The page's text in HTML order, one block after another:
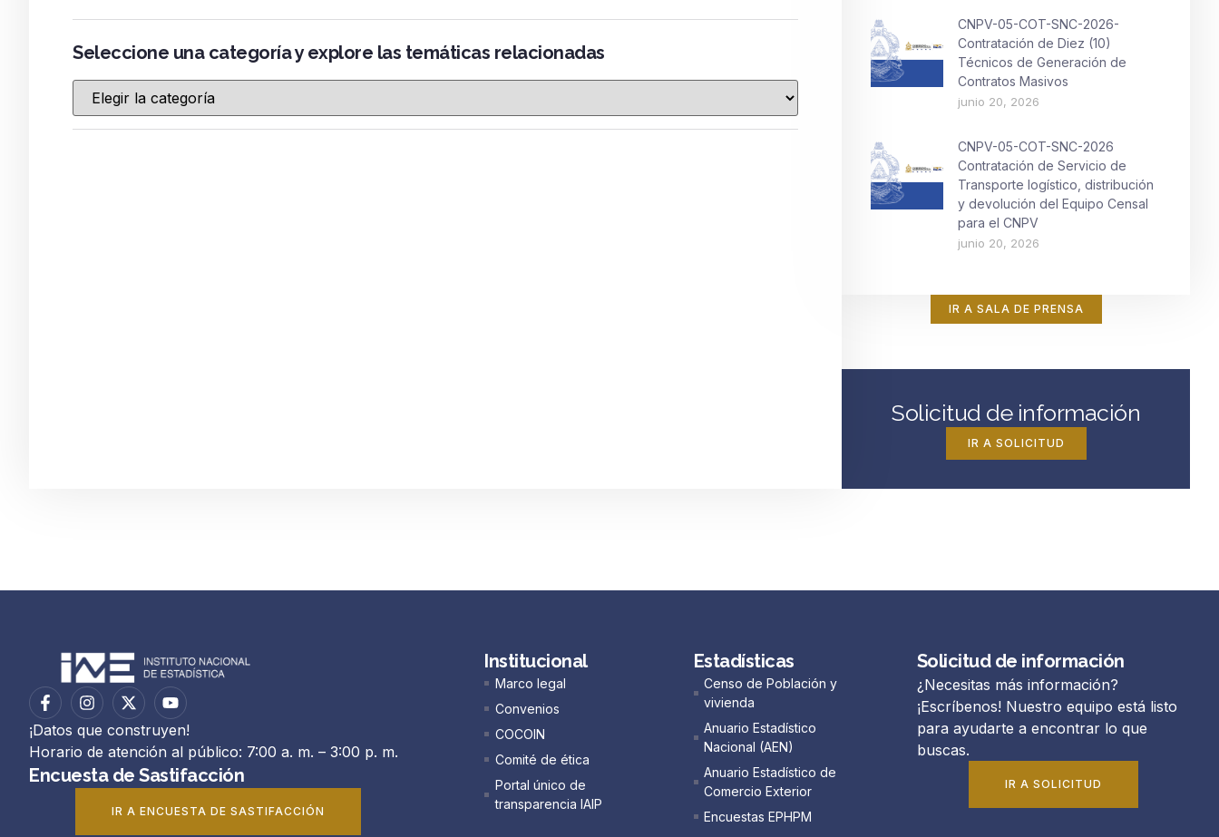
Seleccione una categoría y explore las temáticas relacionadas
CNPV-05-COT-SNC-2026-
Contratación de Diez (10)
Técnicos de Generación de
Contratos Masivos
junio 20, 2026
CNPV-05-COT-SNC-2026
Contratación de Servicio de
Transporte logístico, distribución
y devolución del Equipo Censal
para el CNPV
junio 20, 2026
IR A SALA DE PRENSA
Solicitud de información
IR A SOLICITUD
¡Datos que construyen!
Horario de atención al público: 7:00 a. m. – 3:00 p. m.
Encuesta de Sastifacción
IR A ENCUESTA DE SASTIFACCIÓN
Institucional
Marco legal
Convenios
COCOIN
Comité de ética
Portal único de
transparencia IAIP
Estadísticas
Censo de Población y
vivienda
Anuario Estadístico
Nacional (AEN)​
Anuario Estadístico de
Comercio Exterior
Encuestas EPHPM
Solicitud de información
¿Necesitas más información?
¡Escríbenos! Nuestro equipo está listo
para ayudarte a encontrar lo que
buscas.
IR A SOLICITUD